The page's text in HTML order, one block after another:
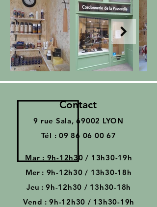
Contact
9 rue Sala, 69002 LYON
Tél : 09 86 06 00 67
Mar : 9h-12h30 / 13h30-19h
Mer : 9h-12h30 / 13h30-18h
Jeu : 9h-12h30 / 13h30-18h
Vend : 9h-12h30 / 13h30-19h